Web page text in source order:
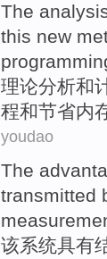
The
this new
理论分析和
程和节省内
youdao
The
transmitted
该系统具有